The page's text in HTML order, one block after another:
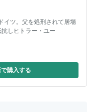
イツ。父を処刑されて居場
しヒトラー・ユー
購入する